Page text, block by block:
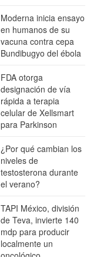
Moderna inicia ensayo
en humanos de su
vacuna contra cepa
Bundibugyo del ébola
FDA otorga
designación de vía
rápida a terapia
celular de Xellsmart
para Parkinson
¿Por qué cambian los
niveles de
testosterona durante
el verano?
TAPI México, división
de Teva, invierte 140
mdp para producir
localmente un